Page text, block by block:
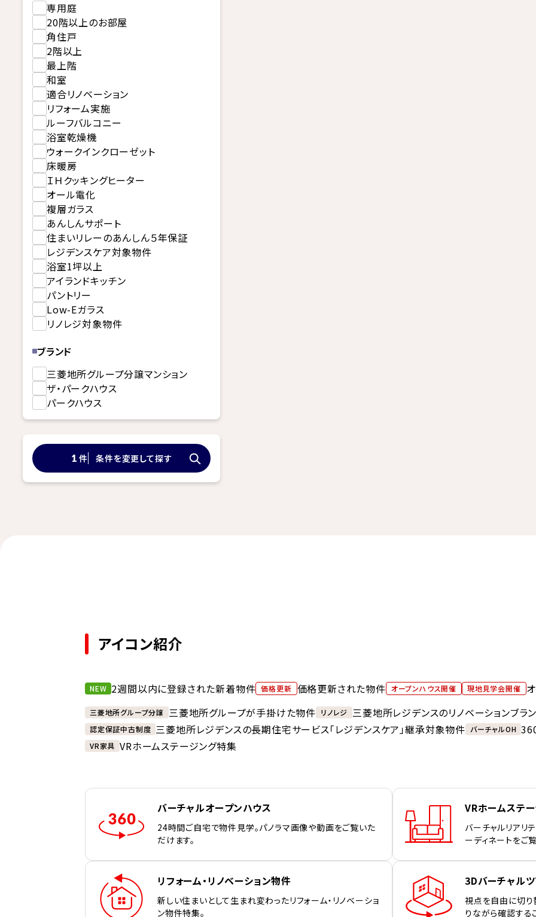
専用庭
20階以上のお部屋
角住戸
2階以上
最上階
和室
適合リノベーション
リフォーム実施
ルーフバルコニー
浴室乾燥機
ウォークインクローゼット
床暖房
ＩＨクッキングヒーター
オール電化
複層ガラス
あんしんサポート
住まいリレーのあんしん５年保証
レジデンスケア対象物件
浴室1坪以上
アイランドキッチン
パントリー
Low-Eガラス
リノレジ対象物件
ブランド
三菱地所グループ分譲マンション
ザ・パークハウス
パークハウス
1 件 条件を変更して探す
アイコン紹介
NEW 2週間以内に登録された新着物件 価格更新 価格更新された物件 オープンハウス開催 現地見学会開催
三菱地所グループ分譲 三菱地所グループが手掛けた物件 リノレジ 三菱地所レジデンスのリノベーションブラ
認定保証中古制度 三菱地所レジデンスの長期住宅サービス「レジデンスケア」継承対象物件 バーチャルOH
VR家具 VRホームステージング特集
バーチャルオープンハウス
24時間ご自宅で物件見学。パノラマ画像や動画をご覧いた
だけます。
VRホームステ
バーチャルリアリ
ーディネートをご
リフォーム・リノベーション物件
新しい住まいとして生まれ変わったリフォーム・リノベーショ
ン物件特集。
3Dバーチャル
視点を自由に切り
りながら確認する